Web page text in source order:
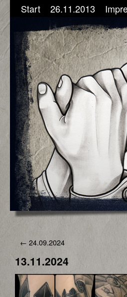
Start 26.11.2013
← 24.09.2024
13.11.2024